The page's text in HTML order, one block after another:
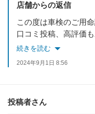
店舗からの返信
この度は車検のご用
口コミ投稿、高評価
トイレットペーパーなどは多
続きを読む
2024年9月1日 8:56
投稿者さん